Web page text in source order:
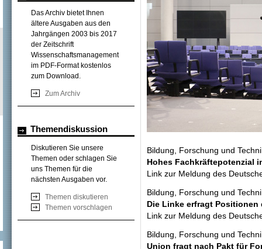
Das Archiv bietet Ihnen
ältere Ausgaben aus den
Jahrgängen 2003 bis 2017
der Zeitschrift
Wissenschaftsmanagement
im PDF-Format kostenlos
zum Download.
Zum Archiv
Themendiskussion
Diskutieren Sie unsere
Themen oder schlagen Sie
uns Themen für die
nächsten Ausgaben vor.
Themen diskutieren
Themen vorschlagen
Bildung, Forschung und
Hohes Fachkräftepotenzial
Link zur Meldung des
Bildung, Forschung und
Die Linke erfragt Positionen
Link zur Meldung des
Bildung, Forschung und
Union fragt nach Pakt für